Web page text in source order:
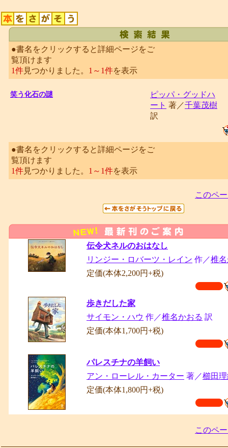
●書名をクリックすると詳細ページをご
覧頂けます
1件見つかりました。 1～1件を表示
笑う化石の謎
ピッパ・グッドハ
ート 著／千葉茂樹
訳
●書名をクリックすると詳細ページをご
覧頂けます
1件見つかりました。 1～1件を表示
このペ
伝令犬ネルのおはなし
リンジー・ロバーツ・レイン 作／椎
定価(本体2,200円+税)
歩きだした家
サイモン・ハウ 作／椎名かおる 訳
定価(本体1,700円+税)
パレスチナの羊飼い
アン・ローレル・カーター 著／櫛田
定価(本体1,800円+税)
このペ